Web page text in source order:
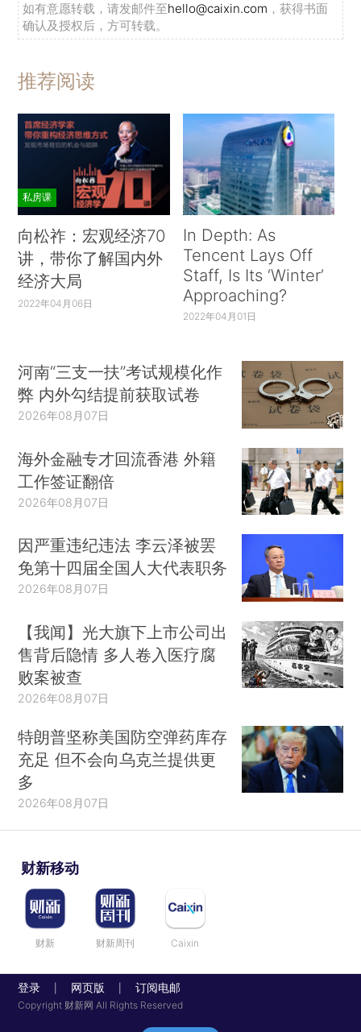
如有意愿转载，请发邮件至hello@caixin.com ，获得书面
确认及授权后，方可转载。
推荐阅读
私房课
向松祚：宏观经济70
讲，带你了解国内外
经济大局
2022年04月06日
In Depth: As
Tencent Lays Off
Staff, Is Its ‘Winter’
Approaching?
2022年04月01日
河南“三支一扶”考试规模化作
弊 内外勾结提前获取试卷
2026年08月07日
海外金融专才回流香港 外籍
工作签证翻倍
2026年08月07日
因严重违纪违法 李云泽被罢
免第十四届全国人大代表职务
2026年08月07日
【我闻】光大旗下上市公司出
售背后隐情 多人卷入医疗腐
败案被查
2026年08月07日
特朗普坚称美国防空弹药库存
充足 但不会向乌克兰提供更
多
2026年08月07日
财新移动
财新 财新周刊 Caixin
登录 网页版 订阅电邮
Copyright 财新网 All Rights Reserved